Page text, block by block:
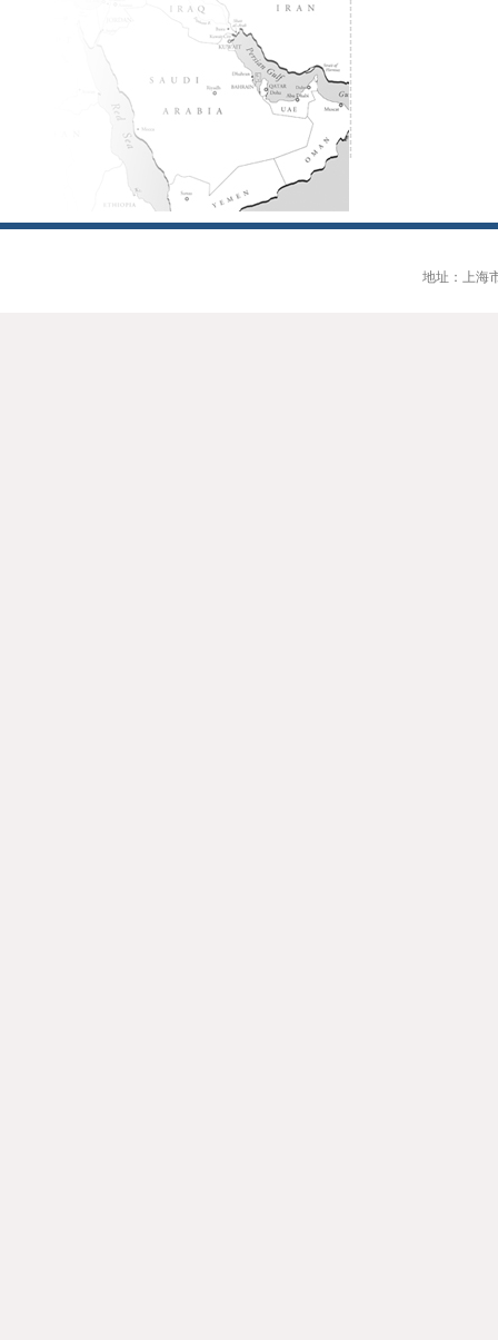
地址：上海